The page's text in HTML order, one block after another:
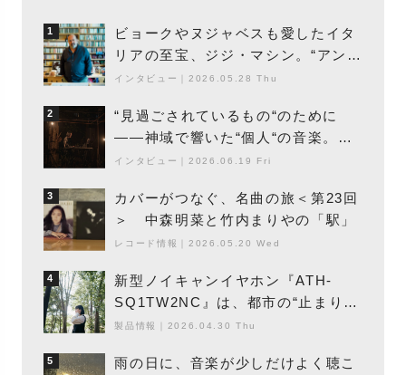
1
ビョークやヌジャベスも愛したイタ
リアの至宝、ジジ・マシン。“アンビ
エントの巨匠”が明かす創作の原点
インタビュー 2026.05.28 Thu
2
“見過ごされているもの“のために
――神域で響いた“個人“の音楽。冥
丁の『赤城 夜神楽』をレポート
インタビュー 2026.06.19 Fri
3
カバーがつなぐ、名曲の旅＜第23回
＞ 中森明菜と竹内まりやの「駅」
レコード情報 2026.05.20 Wed
4
新型ノイキャンイヤホン『ATH-
SQ1TW2NC』は、都市の“止まり
木”になり得るーシンガーソングライ
製品情報 2026.04.30 Thu
5
雨の日に、音楽が少しだけよく聴こ